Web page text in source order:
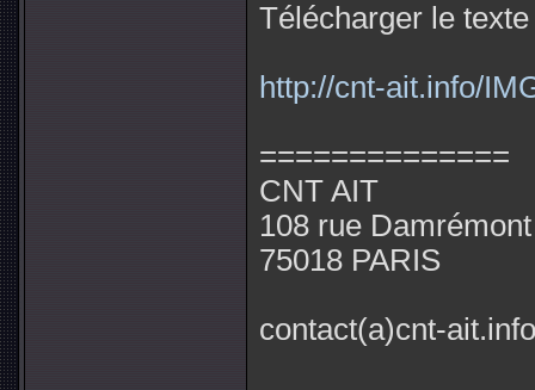
Télécharger le
http://cnt-ait.info/
==============
CNT AIT
108 rue Damrémont
75018 PARIS
contact(a)cnt-ait.info